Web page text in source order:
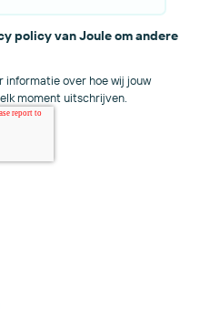
policy van Joule om andere
informatie over hoe wij jouw
moment uitschrijven.